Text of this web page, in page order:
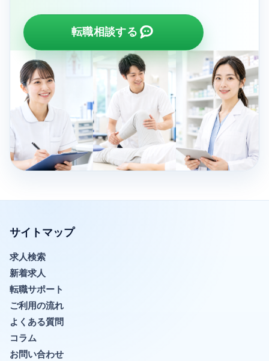
転職相談する
サイトマップ
求人検索
新着求人
転職サポート
ご利用の流れ
よくある質問
コラム
お問い合わせ